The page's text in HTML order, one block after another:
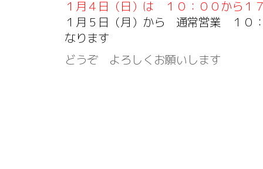
１月４日（日）は １０：００から１
１月５日（月）から 通常営業 １０
なります
どうぞ よろしくお願いします